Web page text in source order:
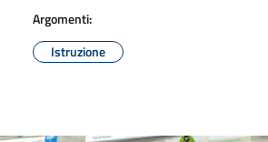
Argomenti:
Istruzione